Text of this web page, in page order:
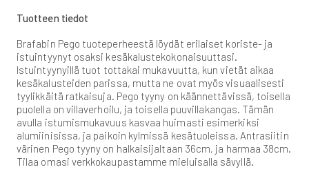
Tuotteen tiedot
Brafabin Pego tuoteperheestä löydät erilaiset koriste- ja
istuintyynyt osaksi kesäkalustekokonaisuuttasi.
Istuintyynyillä tuot tottakai mukavuutta, kun vietät aikaa
kesäkalusteiden parissa, mutta ne ovat myös visuaalisesti
tyylikkäitä ratkaisuja. Pego tyyny on käännettävissä, toisella
puolella on villaverhoilu, ja toisella puuvillakangas. Tämän
avulla istumismukavuus kasvaa huimasti esimerkiksi
alumiinisissa, ja paikoin kylmissä kesätuoleissa. Antrasiitin
värinen Pego tyyny on halkaisijaltaan 36cm, ja harmaa 38cm.
Tilaa omasi verkkokaupastamme mieluisalla sävyllä.